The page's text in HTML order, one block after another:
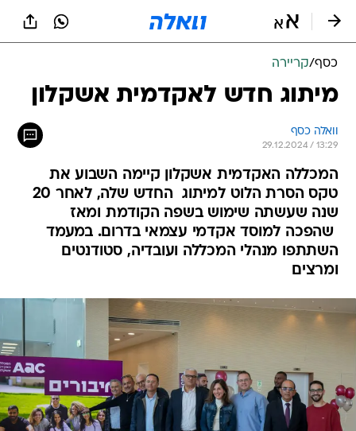
כסף/קריירה
מיתוג חדש לאקדמית אשקלון
וואלה כסף
29.12.2024 / 13:29
המכללה האקדמית אשקלון קיימה השבוע את
טקס הסרת הלוט למיתוג החדש שלה, לאחר 20
שנה שעשתה שימוש בשפה הקודמת ומאז
שהפכה למוסד אקדמי עצמאי בדרום. במעמד
השתתפו מנהלי המכללה ועובדיה, סטודנטים
ומרצים